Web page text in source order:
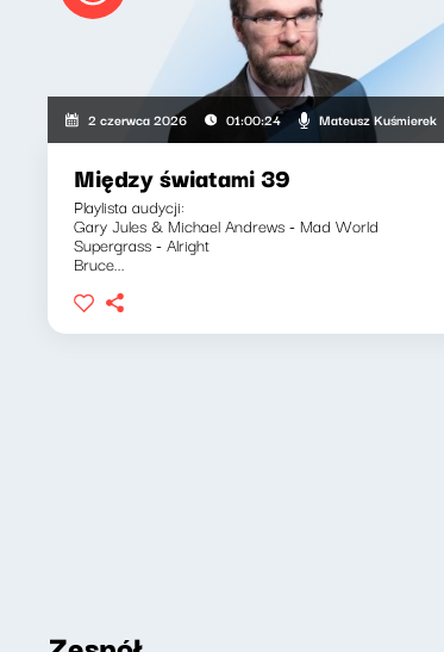
2 czerwca 2026 01:00:24 Mateusz Kuśmierek
Między światami 39
Playlista audycji:
Gary Jules & Michael Andrews - Mad World
Supergrass - Alright
Bruce...